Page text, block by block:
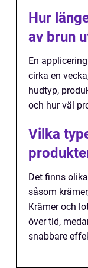
Hur
av brun
En
cirka en
hudtyp,
och hur väl
Vilka
Det finns
såsom
Krämer och
över tid,
snabbare